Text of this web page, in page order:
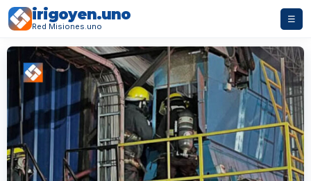
irigoyen.uno
Red Misiones.uno
☰